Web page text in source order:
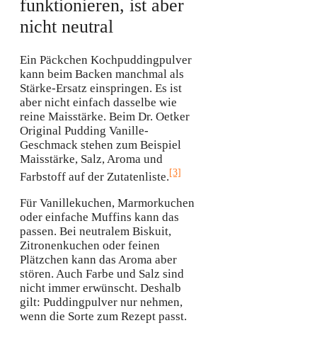
funktionieren, ist aber
nicht neutral
Ein Päckchen Kochpuddingpulver
kann beim Backen manchmal als
Stärke-Ersatz einspringen. Es ist
aber nicht einfach dasselbe wie
reine Maisstärke. Beim Dr. Oetker
Original Pudding Vanille-
Geschmack stehen zum Beispiel
Maisstärke, Salz, Aroma und
Farbstoff auf der Zutatenliste.[3]
Für Vanillekuchen, Marmorkuchen
oder einfache Muffins kann das
passen. Bei neutralem Biskuit,
Zitronenkuchen oder feinen
Plätzchen kann das Aroma aber
stören. Auch Farbe und Salz sind
nicht immer erwünscht. Deshalb
gilt: Puddingpulver nur nehmen,
wenn die Sorte zum Rezept passt.